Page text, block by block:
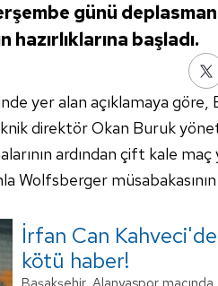
günü
başladı.
yer alan açıklamaya göre,
direktör Okan Buruk
ardından çift kale maç
Wolfsberger müsabakasının
İrfan Can
kötü haber!